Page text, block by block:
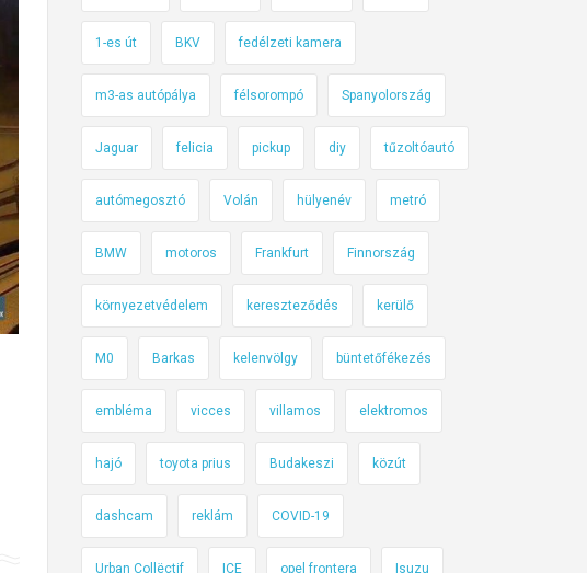
1-es út BKV fedélzeti kamera
m3-as autópálya félsorompó Spanyolország
Jaguar felicia pickup diy tűzoltóautó
autómegosztó Volán hülyenév metró
BMW motoros Frankfurt Finnország
környezetvédelem kereszteződés kerülő
M0 Barkas kelenvölgy büntetőfékezés
embléma vicces villamos elektromos
hajó toyota prius Budakeszi közút
dashcam reklám COVID-19
Urban Collëctif ICE opel frontera Isuzu